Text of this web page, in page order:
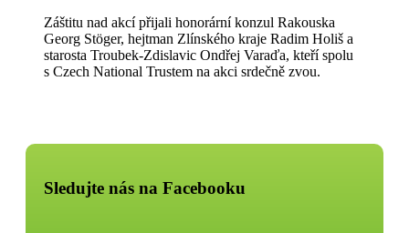
Záštitu nad akcí přijali honorární konzul Rakouska
Georg Stöger, hejtman Zlínského kraje Radim Holiš a
starosta Troubek-Zdislavic Ondřej Varaďa, kteří spolu
s Czech National Trustem na akci srdečně zvou.
Sledujte nás na Facebooku